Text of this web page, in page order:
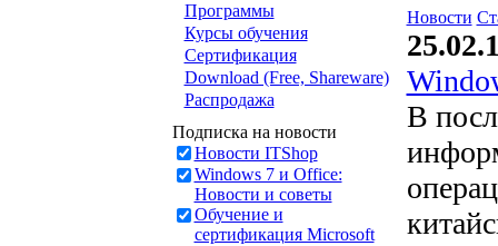
Программы
Курсы обучения
Сертификация
Download (Free, Shareware)
Распродажа
Подписка на новости
Новости ITShop
Windows 7 и Office:
Новости и советы
Обучение и
сертификация Microsoft
Новости
В